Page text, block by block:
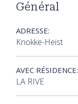
Général
ADRESSE:
Knokke-Heist
AVEC RÉSIDENCE:
LA RIVE